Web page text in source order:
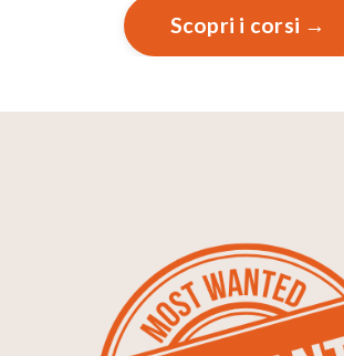
Scopri i corsi →